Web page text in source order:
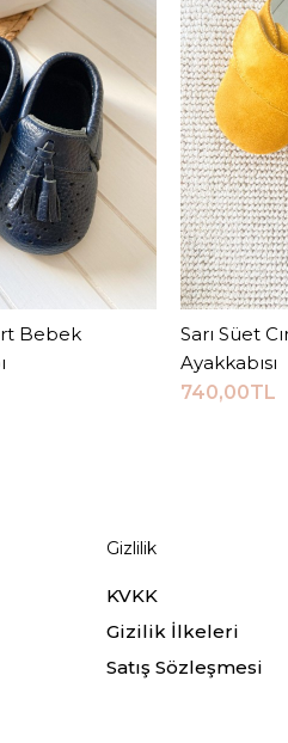
Ekle
Bebek
Sarı Süet
Ayakkabısı
740,00TL
Gizlilik
KVKK
Gizilik İlkeleri
Satış Sözleşmesi